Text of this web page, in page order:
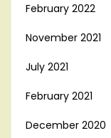
February 2022
November 2021
July 2021
February 2021
December 2020